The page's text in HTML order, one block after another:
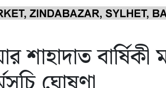
শাহাদাত